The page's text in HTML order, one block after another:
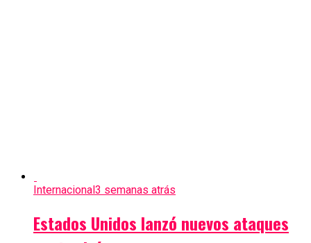
Internacional3 semanas atrás
Estados Unidos lanzó nuevos ataques